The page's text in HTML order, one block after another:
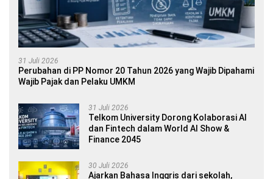
31 Juli 2026
Perubahan di PP Nomor 20 Tahun 2026 yang Wajib Dipahami
Wajib Pajak dan Pelaku UMKM
31 Juli 2026
Telkom University Dorong Kolaborasi AI
dan Fintech dalam World AI Show &
Finance 2045
30 Juli 2026
Ajarkan Bahasa Inggris dari sekolah,